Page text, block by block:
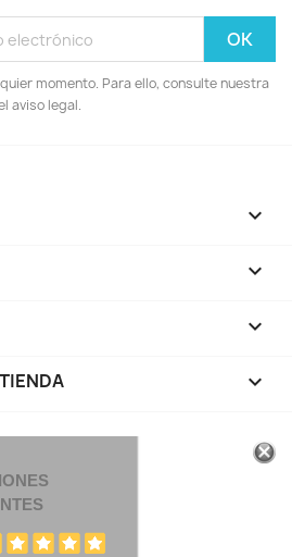
momento. Para ello, consulte nuestra
aviso legal.



keyboard_arrow_down